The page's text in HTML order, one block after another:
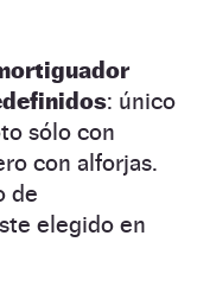
: único
sólo con
con alforjas.
de
elegido en